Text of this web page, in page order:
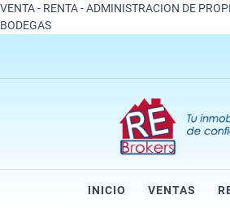
VENTA - RENTA - ADMINISTRACION DE
BODEGAS
INICIO VENTAS